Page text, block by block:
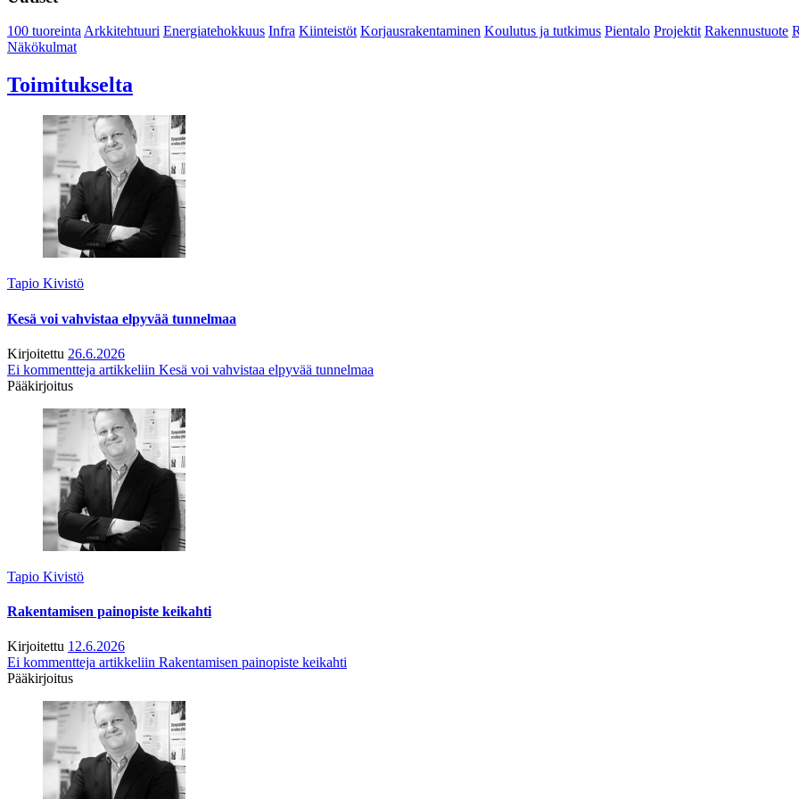
100 tuoreintaArkkitehtuuri Energiatehokkuus Infra Kiinteistöt Korjausrakentaminen Koulutus ja tutkimus Pientalo Projektit Rakennustuote
Näkökulmat
Toimitukselta
Tapio Kivistö
Kesä voi vahvistaa elpyvää tunnelmaa
Kirjoitettu 26.6.2026
Ei kommentteja artikkeliin Kesä voi vahvistaa elpyvää tunnelmaa
Pääkirjoitus
Tapio Kivistö
Rakentamisen painopiste keikahti
Kirjoitettu 12.6.2026
Ei kommentteja artikkeliin Rakentamisen painopiste keikahti
Pääkirjoitus